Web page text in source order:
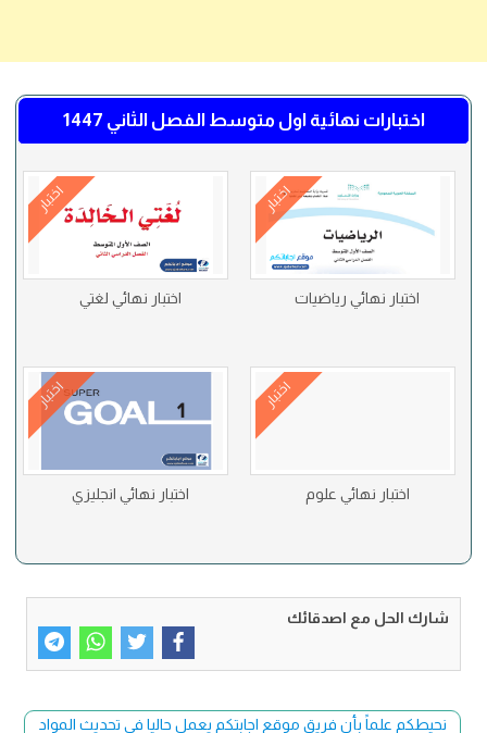
اختبارات نهائية اول متوسط الفصل الثاني 1447
اختبار
اختبار نهائي رياضيات
اختبار
اختبار نهائي لغتي
اختبار
اختبار نهائي علوم
اختبار
اختبار نهائي انجليزي
شارك الحل مع اصدقائك
نحيطكم علماً بأن فريق موقع اجابتكم يعمل حاليا في تحديث المواد